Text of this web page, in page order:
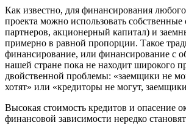
Как известно, для финансирования
проекта можно использовать собственные
партнеров, акционерный капитал) и
примерно в равной пропорции. Такое
финансирование, или финансирование с
нашей стране пока не находит широкого
двойственной проблемы: «заемщики не
хотят» или «кредиторы не могут,
Высокая стоимость кредитов и опасение
финансовой зависимости нередко